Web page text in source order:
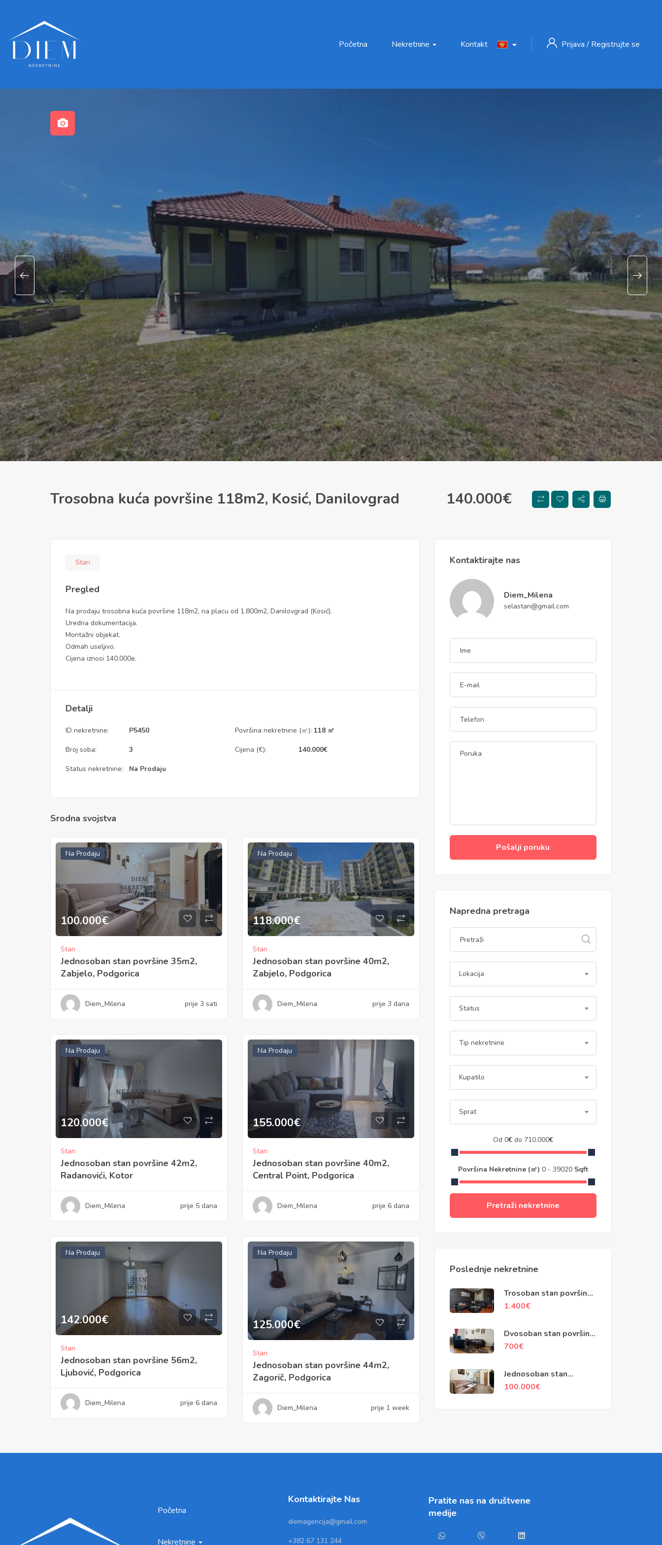
Početna Nekretnine Kontakt Prijava / Registrujte se
Trosobna kuća površine 118m2, Kosić, Danilovgrad 140.000€
Stan
Pregled
Na prodaju trosobna kuća površine 118m2, na placu od 1.800m2, Danilovgrad (Kosić).
Uredna dokumentacija.
Montažni objekat.
Odmah useljivo.
Cijena iznosi 140.000e.
Detalji
ID nekretnine: P5450 Površina nekretnine (㎡): 118 ㎡
Broj soba: 3 Cijena (€): 140.000€
Status nekretnine: Na Prodaju
Srodna svojstva
Na Prodaju
100.000€
Stan
Jednosoban stan površine 35m2,
Zabjelo, Podgorica
Diem_Milena prije 3 sati
Na Prodaju
118.000€
Stan
Jednosoban stan površine 40m2,
Zabjelo, Podgorica
Diem_Milena prije 3 dana
Na Prodaju
120.000€
Stan
Jednosoban stan površine 42m2,
Radanovići, Kotor
Diem_Milena prije 5 dana
Na Prodaju
155.000€
Stan
Jednosoban stan površine 40m2,
Central Point, Podgorica
Diem_Milena prije 6 dana
Na Prodaju
142.000€
Stan
Jednosoban stan površine 56m2,
Ljubović, Podgorica
Diem_Milena prije 6 dana
Na Prodaju
125.000€
Stan
Jednosoban stan površine 44m2,
Zagorič, Podgorica
Diem_Milena prije 1 week
Kontaktirajte nas
Diem_Milena
selastan@gmail.com
Pošalji poruku
Napredna pretraga
Lokacija
Status
Tip nekretnine
Kupatilo
Sprat
Od 0€ do 710.000€
Površina Nekretnine (㎡) 0 - 39020 Sqft
Pretraži nekretnine
Poslednje nekretnine
Trosoban stan površine
120m2, Kriva ulica,
1.400€
Dvosoban stan površine
68m2, Njegoševa ulica,
700€
Jednosoban stan
površine 35m2, Zabjelo,
100.000€
Početna
Nekretnine
Kontaktirajte Nas
diemagencija@gmail.com
+382 67 131 244
Pratite nas na društvene
medije